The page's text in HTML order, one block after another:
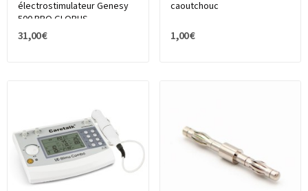
électrostimulateur Genesy
500 PRO GLOBUS
31,00 €
caoutchouc
1,00 €